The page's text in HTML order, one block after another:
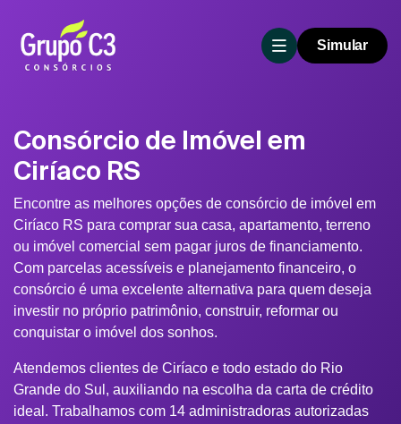
Simular
Consórcio de Imóvel em
Ciríaco RS
Encontre as melhores opções de consórcio de imóvel em
Ciríaco RS para comprar sua casa, apartamento, terreno
ou imóvel comercial sem pagar juros de financiamento.
Com parcelas acessíveis e planejamento financeiro, o
consórcio é uma excelente alternativa para quem deseja
investir no próprio patrimônio, construir, reformar ou
conquistar o imóvel dos sonhos.
Atendemos clientes de Ciríaco e todo estado do Rio
Grande do Sul, auxiliando na escolha da carta de crédito
ideal. Trabalhamos com 14 administradoras autorizadas